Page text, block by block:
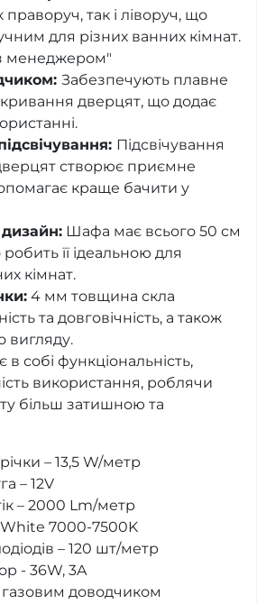
праворуч, так і ліворуч, що
для різних ванних кімнат.
менеджером"
Забезпечують плавне
дверцят, що додає
Підсвічування
створює приємне
краще бачити у
Шафа має всього 50 см
її ідеальною для
кімнат.
4 мм товщина скла
та довговічність, а також
вигляду.
собі функціональність,
використання, роблячи
більш затишною та
– 13,5 W/метр
– 12V
– 2000 Lm/метр
White 7000-7500K
– 120 шт/метр
- 36W, 3A
газовим доводчиком